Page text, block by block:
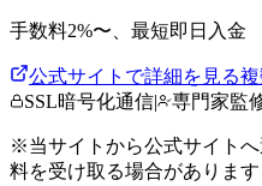
手数料2%〜、 最短即日 入金
公式サイトで詳細を見る
SSL暗号化通信| 専門家監
※当サイトから公式サイト
料を受け取る場合があります